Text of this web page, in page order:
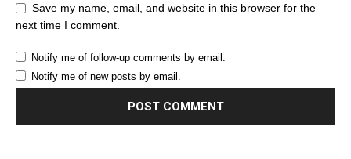
Save my name, email, and website in this browser for the
next time I comment.
Notify me of follow-up comments by email.
Notify me of new posts by email.